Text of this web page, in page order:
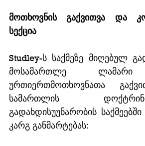
მოთხოვნის გაქვითვა და
სექცია
Studley-ს საქმეზე მიღებულ
მოსამართლე ლამარი
ურთიერთმოთხოვნათა
სამართლის
გადახდისუუნარობის
კარგ განმარტებას: